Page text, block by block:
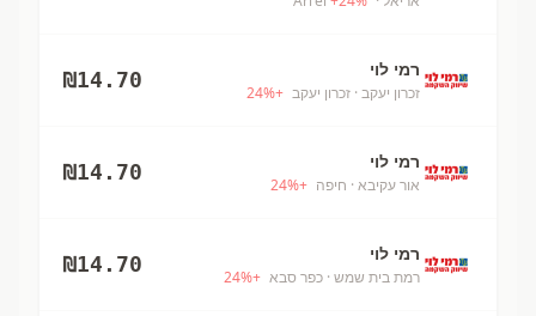
רמי לוי
זכרון יעקב · זכרון יעקב +
24%
₪14.70
רמי לוי
אור עקיבא · חיפה +
24%
₪14.70
רמי לוי
רמת בית שמש · כפר סבא +
24%
₪14.70